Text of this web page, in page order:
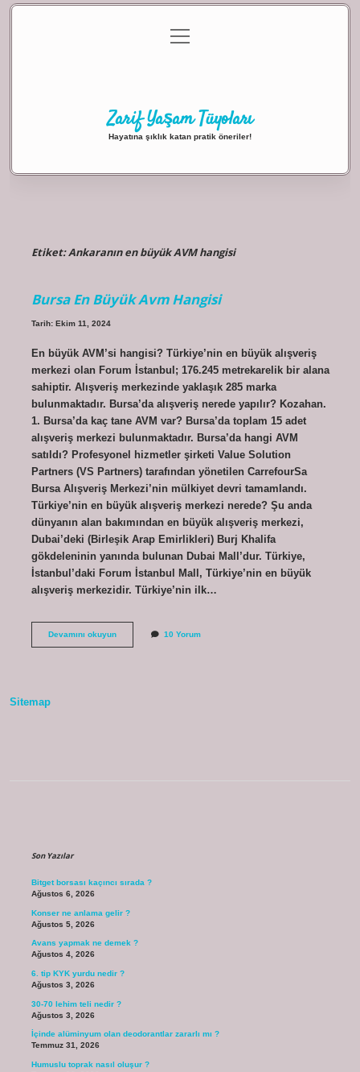
Gizlilik Politikası
menüyü
aç
Zarif Yaşam Tüyoları
Hayatına şıklık katan pratik öneriler!
Etiket:Ankaranın en büyük AVM hangisi
Bursa En Büyük Avm Hangisi
Tarih: Ekim 11, 2024
En büyük AVM’si hangisi? Türkiye’nin en büyük alışveriş
merkezi olan Forum İstanbul; 176.245 metrekarelik bir alana
sahiptir. Alışveriş merkezinde yaklaşık 285 marka
bulunmaktadır. Bursa’da alışveriş nerede yapılır? Kozahan.
1. Bursa’da kaç tane AVM var? Bursa’da toplam 15 adet
alışveriş merkezi bulunmaktadır. Bursa’da hangi AVM
satıldı? Profesyonel hizmetler şirketi Value Solution
Partners (VS Partners) tarafından yönetilen CarrefourSa
Bursa Alışveriş Merkezi’nin mülkiyet devri tamamlandı.
Türkiye’nin en büyük alışveriş merkezi nerede? Şu anda
dünyanın alan bakımından en büyük alışveriş merkezi,
Dubai’deki (Birleşik Arap Emirlikleri) Burj Khalifa
gökdeleninin yanında bulunan Dubai Mall’dur. Türkiye,
İstanbul’daki Forum İstanbul Mall, Türkiye’nin en büyük
alışveriş merkezidir. Türkiye’nin ilk…
Devamını okuyunBursa
10 Yorum
Sitemap
Son Yazılar
Bitget borsası kaçıncı sırada ?
Ağustos 6, 2026
Konser ne anlama gelir ?
Ağustos 5, 2026
Avans yapmak ne demek ?
Ağustos 4, 2026
6. tip KYK yurdu nedir ?
Ağustos 3, 2026
30-70 lehim teli nedir ?
Ağustos 3, 2026
İçinde alüminyum olan deodorantlar zararlı mı ?
Temmuz 31, 2026
Humuslu toprak nasıl oluşur ?